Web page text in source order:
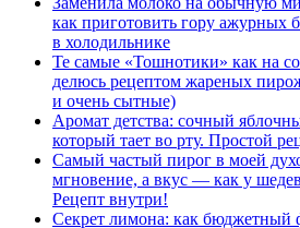
как приготовить гору ажурных
в холодильнике
Те самые «Тошнотики» как на
делюсь рецептом жареных
и очень сытные)
Аромат детства: сочный
который тает во рту. Простой
Самый частый пирог в моей
мгновение, а вкус — как у
Рецепт внутри!
Секрет лимона: как бюджетный